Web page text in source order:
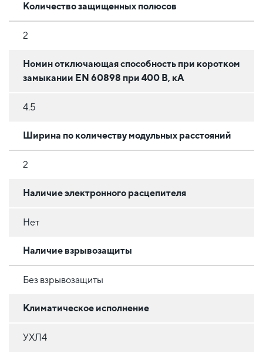
Количество защищенных полюсов
2
Номин отключающая способность при коротком
замыкании EN 60898 при 400 В, кА
4.5
Ширина по количеству модульных расстояний
2
Наличие электронного расцепителя
Нет
Наличие взрывозащиты
Без взрывозащиты
Климатическое исполнение
УХЛ4